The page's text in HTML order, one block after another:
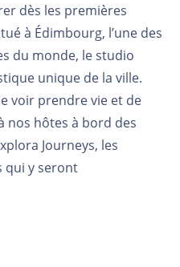
dès les premières
à Édimbourg, l’une des
du monde, le studio
unique de la ville.
voir prendre vie et de
nos hôtes à bord des
Journeys, les
qui y seront